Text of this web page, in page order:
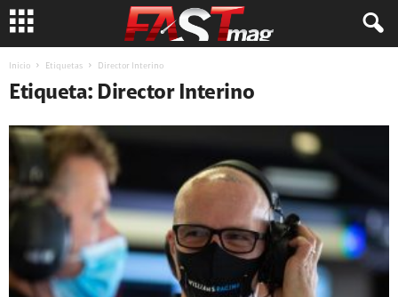
Inicio Etiquetas Director Interino
Etiqueta: Director Interino